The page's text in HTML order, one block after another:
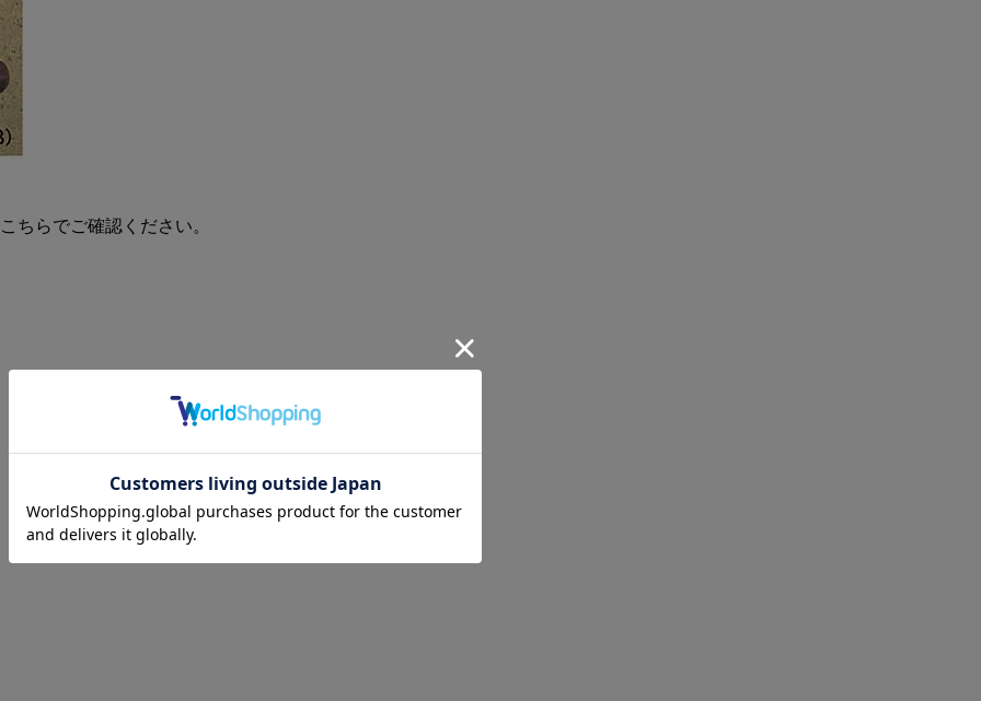
らでご確認ください。